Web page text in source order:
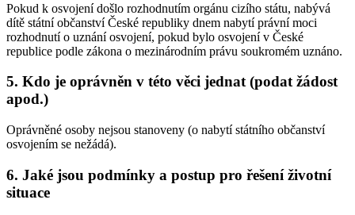
Pokud k osvojení došlo rozhodnutím orgánu cizího státu, nabývá
dítě státní občanství České republiky dnem nabytí právní moci
rozhodnutí o uznání osvojení, pokud bylo osvojení v České
republice podle zákona o mezinárodním právu soukromém uznáno.
5. Kdo je oprávněn v této věci jednat (podat žádost
apod.)
Oprávněné osoby nejsou stanoveny (o nabytí státního občanství
osvojením se nežádá).
6. Jaké jsou podmínky a postup pro řešení životní
situace